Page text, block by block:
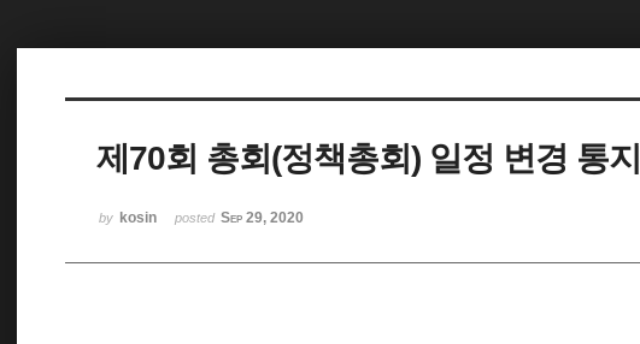
제70회 총회(정책총회) 일정 변경 통지
by kosin posted Sep 29, 2020
북5
북5